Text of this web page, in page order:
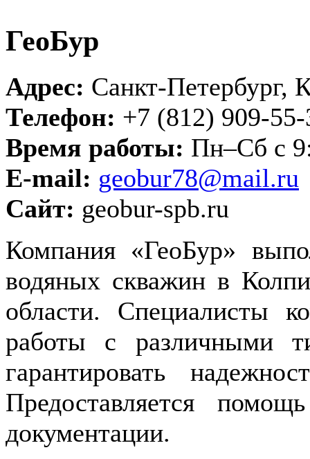
ГеоБур
Адрес: Санкт-Петербург,
Телефон: +7 (812) 909-
Время работы: Пн–Сб с
E-mail: geobur78@mail.ru
Сайт: geobur-spb.ru
Компания «ГеоБур»
водяных скважин в
области. Специалисты
работы с различными
гарантировать
Предоставляется
документации.